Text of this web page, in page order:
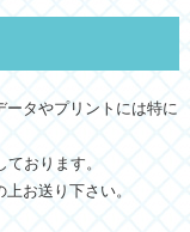
ータやプリントには特に
おります。
お送り下さい。